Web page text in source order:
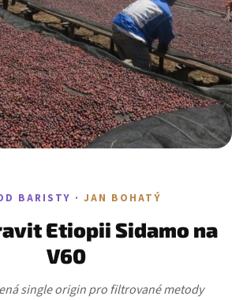
BARISTY ·JAN BOHATÝ
Etiopii Sidamo na
V60
single origin pro filtrované metody